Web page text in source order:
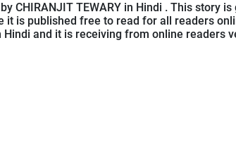
CHIRANJIT TEWARY in Hindi . This story is
is published free to read for all readers
and it is receiving from online readers